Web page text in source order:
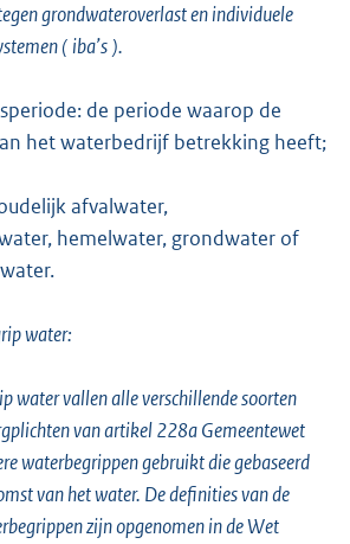
grondwateroverlast en individuele
( iba’s ).
de periode waarop de
het waterbedrijf betrekking heeft;
afvalwater,
hemelwater, grondwater of
water:
water vallen alle verschillende soorten
van artikel 228a Gemeentewet
waterbegrippen gebruikt die gebaseerd
van het water. De definities van de
zijn opgenomen in de Wet